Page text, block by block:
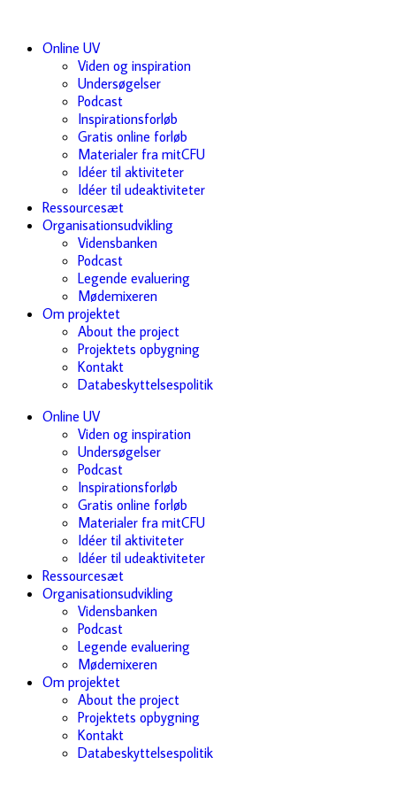
Online UV
Viden og inspiration
Undersøgelser
Podcast
Inspirationsforløb
Gratis online forløb
Materialer fra mitCFU
Idéer til aktiviteter
Idéer til udeaktiviteter
Ressourcesæt
Organisationsudvikling
Vidensbanken
Podcast
Legende evaluering
Mødemixeren
Om projektet
About the project
Projektets opbygning
Kontakt
Databeskyttelsespolitik
Online UV
Viden og inspiration
Undersøgelser
Podcast
Inspirationsforløb
Gratis online forløb
Materialer fra mitCFU
Idéer til aktiviteter
Idéer til udeaktiviteter
Ressourcesæt
Organisationsudvikling
Vidensbanken
Podcast
Legende evaluering
Mødemixeren
Om projektet
About the project
Projektets opbygning
Kontakt
Databeskyttelsespolitik